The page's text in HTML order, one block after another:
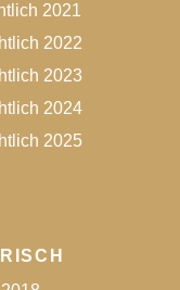
2021
2022
2023
2024
2025